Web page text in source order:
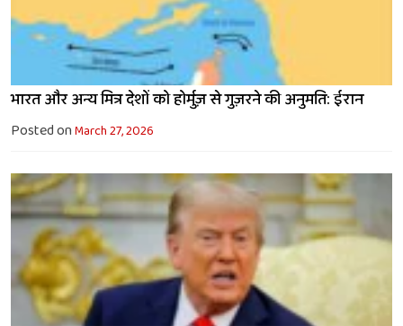
भारत और अन्य मित्र देशों को होर्मुज़ से गुज़रने की अनुमति: ईरान
Posted onMarch 27, 2026